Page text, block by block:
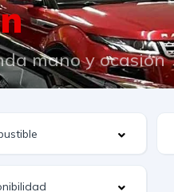
mano y ocasión